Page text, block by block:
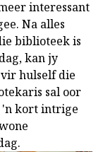
interessant
Na alles
biblioteek is
kan jy
hulself die
sal oor
'n kort intrige